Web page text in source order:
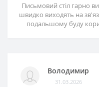
Письмовий стіл гарно
швидко виходять на
подальшому буду
Володимир
31.03.2026